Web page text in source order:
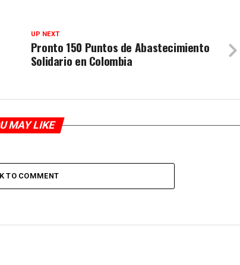
UP NEXT
Pronto 150 Puntos de Abastecimiento
Solidario en Colombia
MAY LIKE
TO COMMENT